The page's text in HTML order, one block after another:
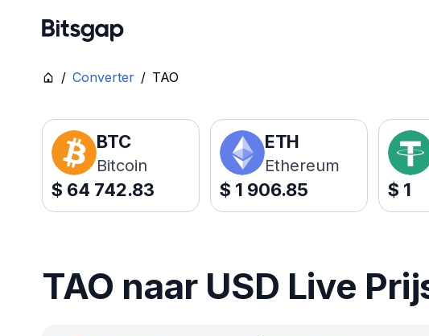
/ Converter / TAO
BTC
Bitcoin
$ 64 742.83
ETH
Ethereum
$ 1 906.85 $ 1
TAO naar USD Live